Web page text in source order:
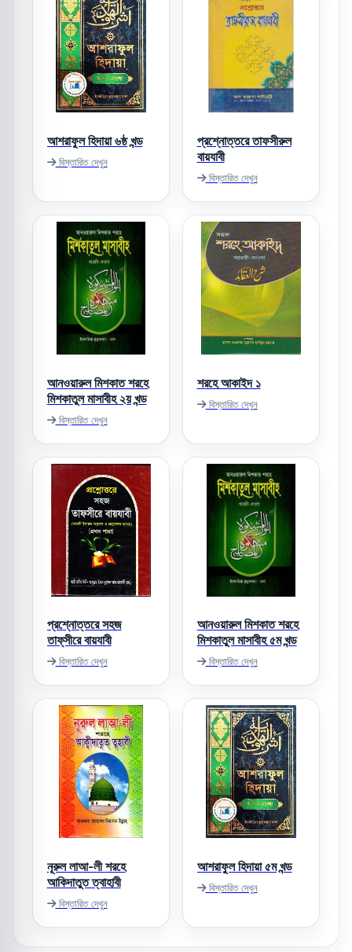
আশরাফুল হিদায়া ৬ষ্ঠ খন্ড
বিস্তারিত দেখুন
প্রশ্নোত্তরে তাফসীরুল
বায়যাবী
বিস্তারিত দেখুন
আনওয়ারুল মিশকাত শরহে
মিশকাতুল মাসাবীহ ২য় খন্ড
বিস্তারিত দেখুন
শরহে আকাইদ ১
বিস্তারিত দেখুন
প্রশ্নোত্তরে সহজ
তাফ্‌সীরে বায়যাবী
বিস্তারিত দেখুন
আনওয়ারুল মিশকাত শরহে
মিশকাতুল মাসাবীহ ৫ম খন্ড
বিস্তারিত দেখুন
নূরুল লাআ-লী শরহে
আকিদাতুত ত্বাহাবী
বিস্তারিত দেখুন
আশরাফুল হিদায়া ৫ম খন্ড
বিস্তারিত দেখুন